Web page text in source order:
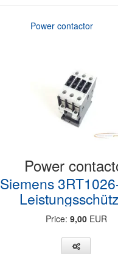
Power contactor
Power
Siemens
Price: 9,00EUR